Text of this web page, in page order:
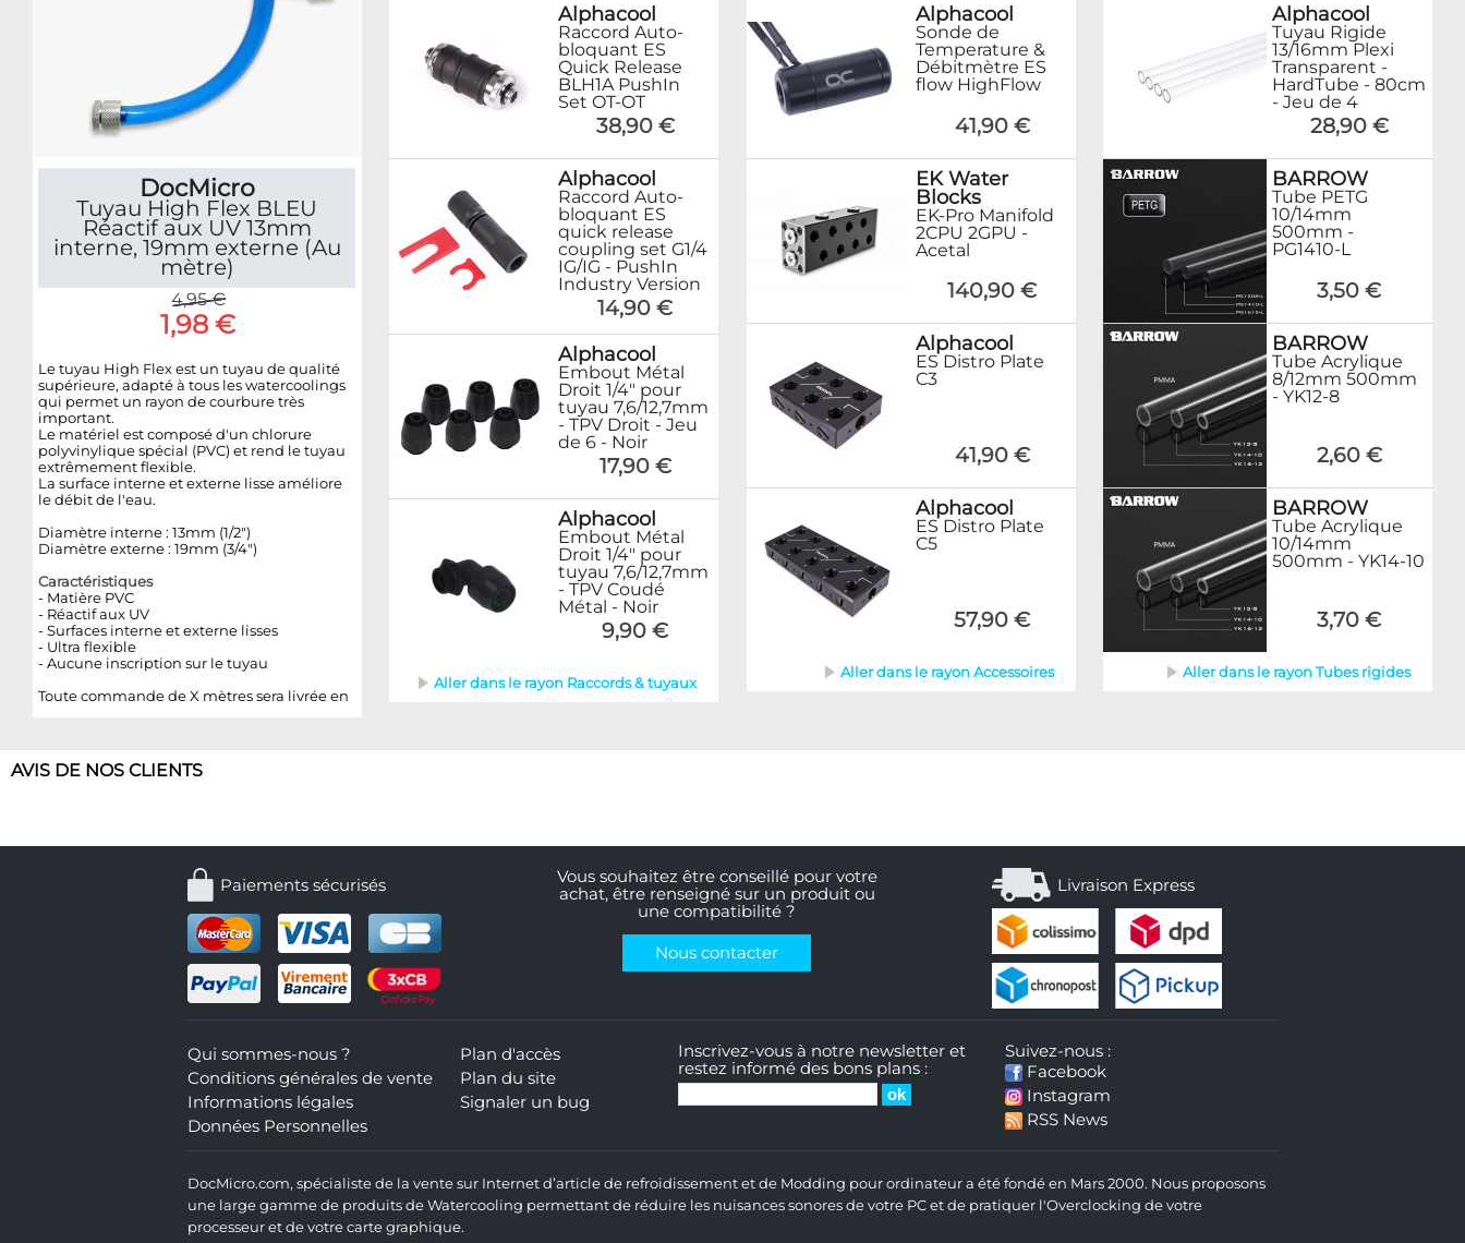
DocMicro
Tuyau High Flex BLEU
Réactif aux UV 13mm
interne, 19mm externe (Au
mètre)
4,95 €
1,98 €
Le tuyau High Flex est un tuyau de qualité
supérieure, adapté à tous les watercoolings
qui permet un rayon de courbure très
important.
Le matériel est composé d'un chlorure
polyvinylique spécial (PVC) et rend le tuyau
extrêmement flexible.
La surface interne et externe lisse améliore
le débit de l'eau.
Diamètre interne : 13mm (1/2")
Diamètre externe : 19mm (3/4")
Caractéristiques
- Matière PVC
- Réactif aux UV
- Surfaces interne et externe lisses
- Ultra flexible
- Aucune inscription sur le tuyau
Toute commande de X mètres sera livrée en
Alphacool
Raccord Auto-
bloquant ES
Quick Release
BLH1A PushIn
Set OT-OT
38,90 €
Alphacool
Raccord Auto-
bloquant ES
quick release
coupling set G1/4
IG/IG - PushIn
Industry Version
14,90 €
Alphacool
Embout Métal
Droit 1/4" pour
tuyau 7,6/12,7mm
- TPV Droit - Jeu
de 6 - Noir
17,90 €
Alphacool
Embout Métal
Droit 1/4" pour
tuyau 7,6/12,7mm
- TPV Coudé
Métal - Noir
9,90 €
Aller dans le rayon Raccords & tuyaux
Alphacool
Sonde de
Temperature &
Débitmètre ES
flow HighFlow
41,90 €
EK Water
Blocks
EK-Pro Manifold
2CPU 2GPU -
Acetal
140,90 €
Alphacool
ES Distro Plate
C3
41,90 €
Alphacool
ES Distro Plate
C5
57,90 €
Aller dans le rayon Accessoires
Alphacool
Tuyau Rigide
13/16mm Plexi
Transparent -
HardTube - 80cm
- Jeu de 4
28,90 €
BARROW
Tube PETG
10/14mm
500mm -
PG1410-L
3,50 €
BARROW
Tube Acrylique
8/12mm 500mm
- YK12-8
2,60 €
BARROW
Tube Acrylique
10/14mm
500mm - YK14-10
3,70 €
Aller dans le rayon Tubes rigides
AVIS DE NOS CLIENTS
Paiements sécurisés
Vous souhaitez être conseillé pour votre
achat, être renseigné sur un produit ou
une compatibilité ?
Nous contacter
Livraison Express
Qui sommes-nous ?
Conditions générales de vente
Informations légales
Données Personnelles
Plan d'accès
Plan du site
Signaler un bug
Inscrivez-vous à notre newsletter et
restez informé des bons plans :
Suivez-nous :
Facebook
Instagram
RSS News
DocMicro.com, spécialiste de la vente sur Internet d’article de refroidissement et de Modding pour ordinateur a été fondé en Mars 2000. Nous proposons
une large gamme de produits de Watercooling permettant de réduire les nuisances sonores de votre PC et de pratiquer l'Overclocking de votre
processeur et de votre carte graphique.